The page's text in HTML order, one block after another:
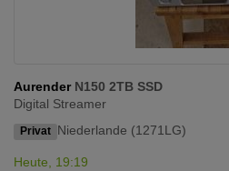
Aurender N150 2TB SSD
Digital Streamer
Privat Niederlande (1271LG)
Heute, 19:19